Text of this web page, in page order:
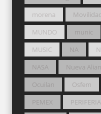
morena
MUNDO
munic
MUSIC
NA
NASA
Nueva
Ocuilan
Osfem
PEMEX
PERIFERIA